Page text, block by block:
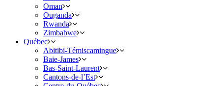
Oman
Ouganda
Rwanda
Zimbabwe
Québec
Abitibi-Témiscamingue
Baie-James
Bas-Saint-Laurent
Cantons-de-l’Est